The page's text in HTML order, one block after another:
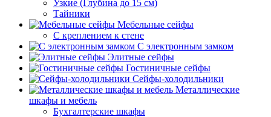
Узкие (Глубина до 15 см)
Тайники
Мебельные сейфы
С креплением к стене
С электронным замком
Элитные сейфы
Гостиничные сейфы
Сейфы-холодильники
Металлические
шкафы и мебель
Бухгалтерские шкафы